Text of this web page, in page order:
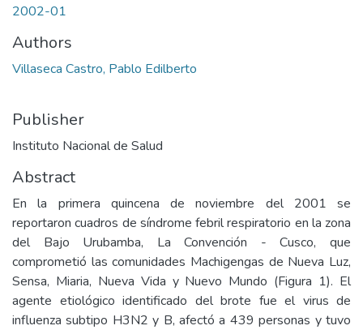
2002-01
Authors
Villaseca Castro, Pablo Edilberto
Publisher
Instituto Nacional de Salud
Abstract
En la primera quincena de noviembre del 2001 se
reportaron cuadros de síndrome febril respiratorio en la zona
del Bajo Urubamba, La Convención - Cusco, que
comprometió las comunidades Machigengas de Nueva Luz,
Sensa, Miaria, Nueva Vida y Nuevo Mundo (Figura 1). El
agente etiológico identificado del brote fue el virus de
influenza subtipo H3N2 y B, afectó a 439 personas y tuvo